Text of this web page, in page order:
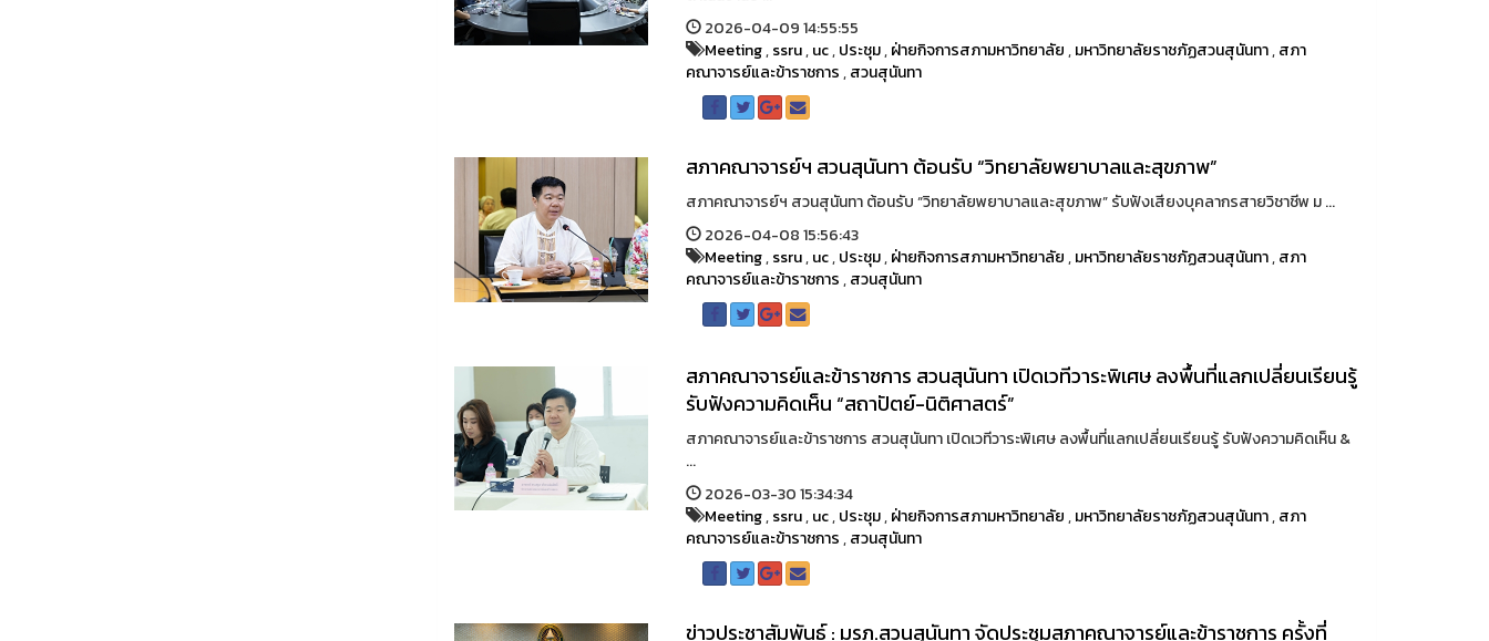
2026-04-09 14:55:55
Meeting,ssru,uc,ประชุม,ฝ่ายกิจการสภามหาวิทยาลัย,มหาวิทยาลัยราชภัฏสวนสุนันทา,สภา
คณาจารย์และข้าราชการ,สวนสุนันทา
สภาคณาจารย์ฯ สวนสุนันทา ต้อนรับ “วิทยาลัยพยาบาลและสุขภาพ”
สภาคณาจารย์ฯ สวนสุนันทา ต้อนรับ “วิทยาลัยพยาบาลและสุขภาพ” รับฟังเสียงบุคลากรสายวิชาชีพ ม ...
2026-04-08 15:56:43
Meeting,ssru,uc,ประชุม,ฝ่ายกิจการสภามหาวิทยาลัย,มหาวิทยาลัยราชภัฏสวนสุนันทา,สภา
คณาจารย์และข้าราชการ,สวนสุนันทา
สภาคณาจารย์และข้าราชการ สวนสุนันทา เปิดเวทีวาระพิเศษ ลงพื้นที่แลกเปลี่ยนเรียนรู้
รับฟังความคิดเห็น “สถาปัตย์-นิติศาสตร์”
สภาคณาจารย์และข้าราชการ สวนสุนันทา เปิดเวทีวาระพิเศษ ลงพื้นที่แลกเปลี่ยนเรียนรู้ รับฟังความคิดเห็น &
...
2026-03-30 15:34:34
Meeting,ssru,uc,ประชุม,ฝ่ายกิจการสภามหาวิทยาลัย,มหาวิทยาลัยราชภัฏสวนสุนันทา,สภา
คณาจารย์และข้าราชการ,สวนสุนันทา
ข่าวประชาสัมพันธ์ : มรภ.สวนสุนันทา จัดประชุมสภาคณาจารย์และข้าราชการ ครั้งที่